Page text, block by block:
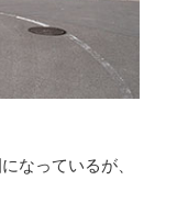
なっているが、